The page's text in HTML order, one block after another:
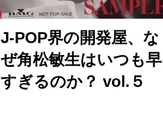
J-POP界の開発屋、な
ぜ角松敏生はいつも早
すぎるのか？ vol.５